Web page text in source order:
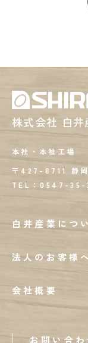
株式会社 白井
本社・本社工場
〒427-8711 静
TEL：0547-35-
白井産業につ
法人のお客様へ
会社概要
お問い合わ